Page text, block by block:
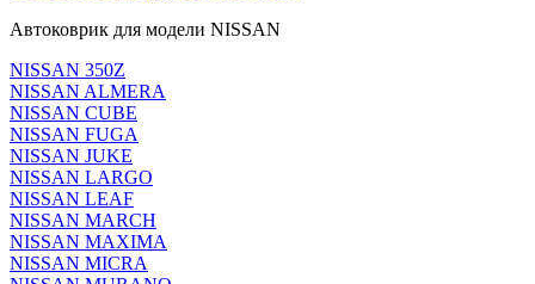
Автоковрик для модели NISSAN
NISSAN 350Z
NISSAN ALMERA
NISSAN CUBE
NISSAN FUGA
NISSAN JUKE
NISSAN LARGO
NISSAN LEAF
NISSAN MARCH
NISSAN MAXIMA
NISSAN MICRA